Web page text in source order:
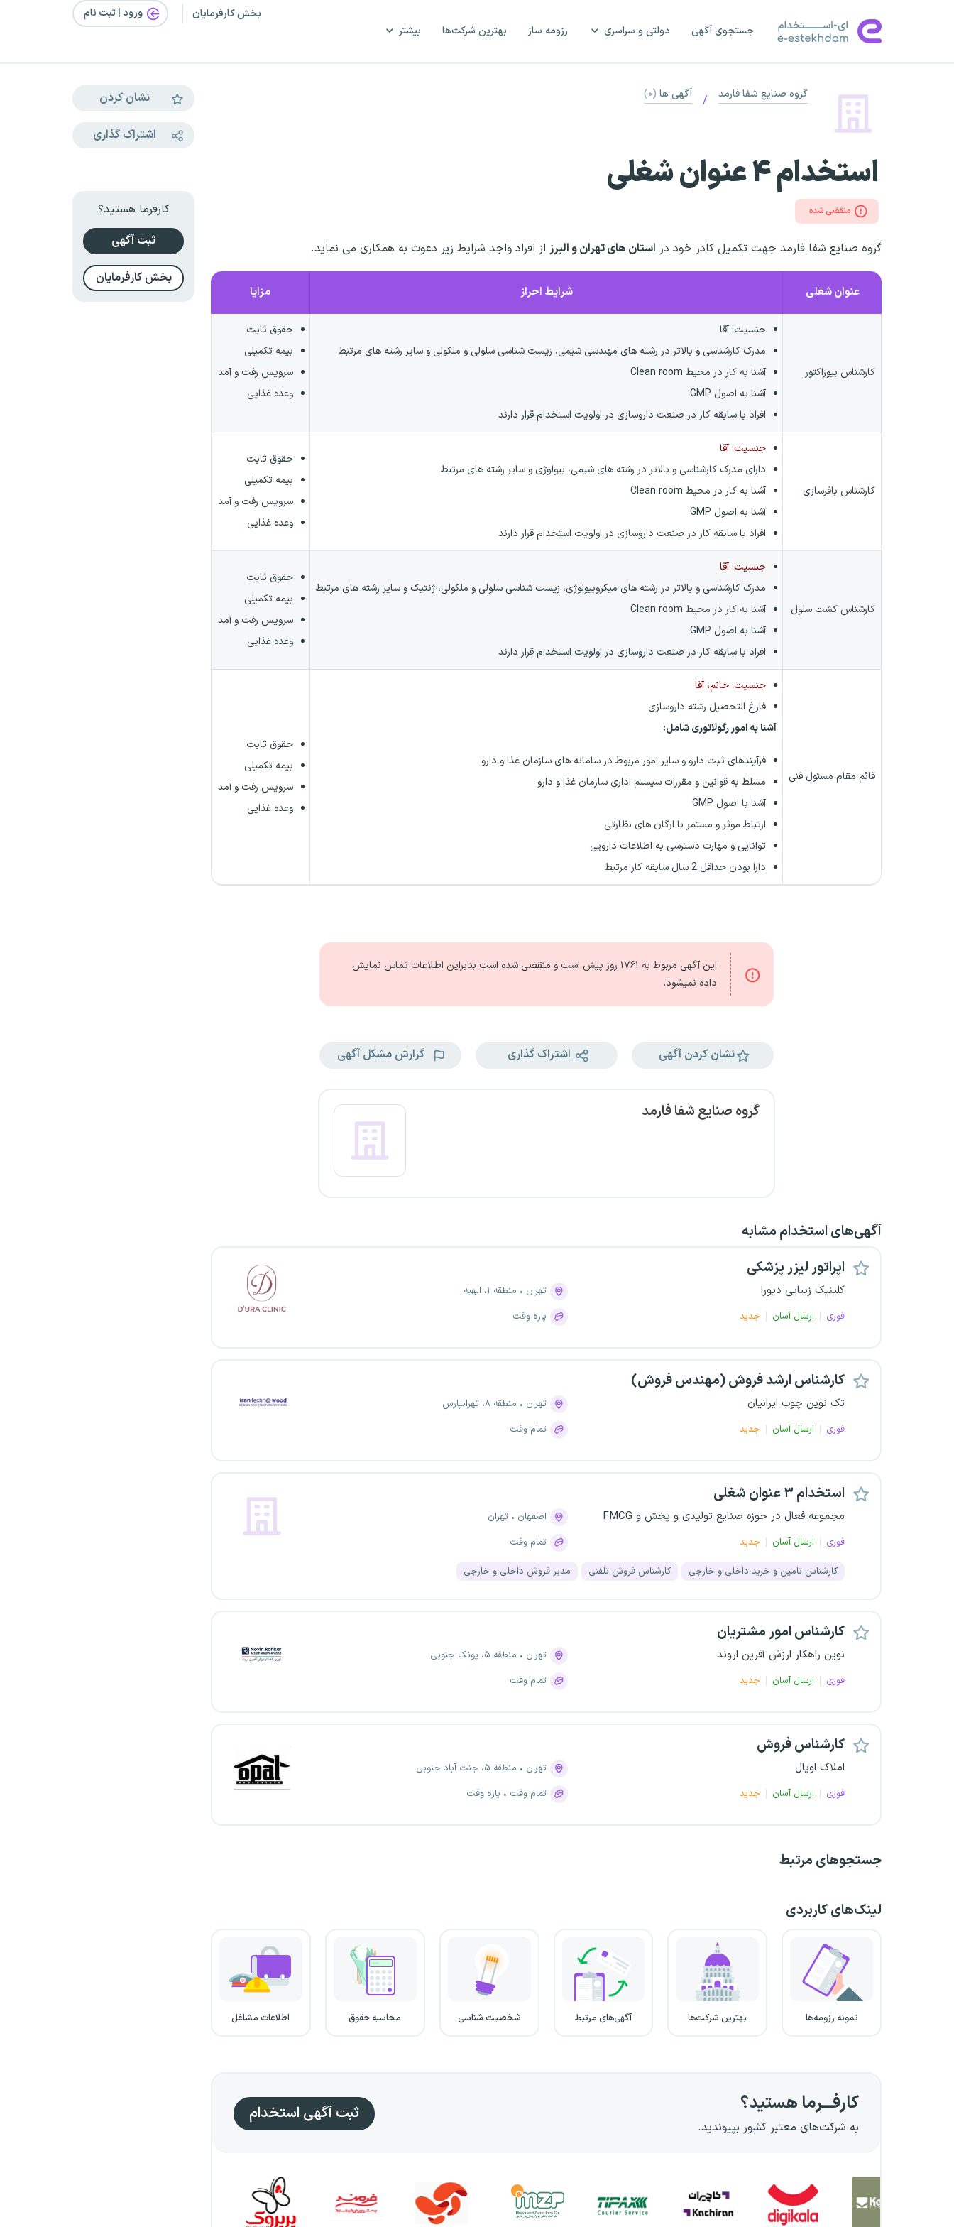
جستجوی آگهی دولتی و سراسری رزومه ساز بهترین شرکت‌ها بیشتر
بخش کارفرمایان ورود | ثبت‌ نام
گروه صنایع شفا فارمد / آگهی ها (۰)
استخدام ۴ عنوان شغلی
منقضی شده
گروه صنایع شفا فارمد جهت تکمیل کادر خود در استان های تهران و البرز از افراد واجد شرایط زیر دعوت به همکاری می نماید.
عنوان شغلی شرایط احراز مزایا
کارشناس بیوراکتور
جنسیت: آقا
مدرک کارشناسی و بالاتر در رشته های مهندسی شیمی، زیست شناسی سلولی و ملکولی و سایر رشته های مرتبط
آشنا به کار در محیط Clean room
آشنا به اصول GMP
افراد با سابقه کار در صنعت داروسازی در اولویت استخدام قرار دارند
حقوق ثابت
بیمه تکمیلی
سرویس رفت و آمد
وعده غذایی
کارشناس بافرسازی
جنسیت: آقا
دارای مدرک کارشناسی و بالاتر در رشته های شیمی، بیولوژی و سایر رشته های مرتبط
آشنا به کار در محیط Clean room
آشنا به اصول GMP
افراد با سابقه کار در صنعت داروسازی در اولویت استخدام قرار دارند
حقوق ثابت
بیمه تکمیلی
سرویس رفت و آمد
وعده غذایی
کارشناس کشت سلول
جنسیت: آقا
مدرک کارشناسی و بالاتر در رشته های میکروبیولوژی، زیست شناسی سلولی و ملکولی، ژنتیک و سایر رشته های مرتبط
آشنا به کار در محیط Clean room
آشنا به اصول GMP
افراد با سابقه کار در صنعت داروسازی در اولویت استخدام قرار دارند
حقوق ثابت
بیمه تکمیلی
سرویس رفت و آمد
وعده غذایی
قائم مقام مسئول فنی
جنسیت: خانم، آقا
فارغ التحصیل رشته داروسازی
آشنا به امور رگولاتوری شامل:
فرآیندهای ثبت دارو و سایر امور مربوط در سامانه های سازمان غذا و دارو
مسلط به قوانین و مقررات سیستم اداری سازمان غذا و دارو
آشنا با اصول GMP
ارتباط موثر و مستمر با ارگان های نظارتی
توانایی و مهارت دسترسی به اطلاعات دارویی
دارا بودن حداقل 2 سال سابقه کار مرتبط
حقوق ثابت
بیمه تکمیلی
سرویس رفت و آمد
وعده غذایی
این آگهی مربوط به ۱۷۶۱ روز
پیش است و منقضی شده است بنابراین اطلاعات تماس نمایش
داده نمیشود.
نشان کردن آگهی اشتراک گذاری گزارش مشکل آگهی
گروه صنایع شفا فارمد
آگهی‌های استخدام مشابه
اپراتور لیزر پزشکی
کلینیک زیبایی دیورا
فوری ارسال آسان جدید
تهران
منطقه ۱، الهیه
پاره وقت
کارشناس ارشد فروش (مهندس فروش)
تک نوین چوب ایرانیان
فوری ارسال آسان جدید
تهران
منطقه ۸، تهرانپارس
تمام وقت
استخدام ۳ عنوان شغلی
مجموعه فعال در حوزه صنایع تولیدی و پخش و FMCG
فوری ارسال آسان جدید
اصفهان
تهران
تمام وقت
کارشناس تامین و خرید داخلی و خارجی کارشناس فروش تلفنی مدیر فروش داخلی و خارجی
کارشناس امور مشتریان
نوین راهکار ارزش آفرین اروند
فوری ارسال آسان جدید
تهران
منطقه ۵، پونک جنوبی
تمام وقت
کارشناس فروش
املاک اوپال
فوری ارسال آسان جدید
تهران
منطقه ۵، جنت آباد جنوبی
تمام وقت
پاره وقت
جستجو‌های مرتبط
لینک‌های کاربردی
نمونه رزومه‌ها بهترین شرکت‌ها آگهی‌های مرتبط شخصیت شناسی محاسبه حقوق اطلاعات مشاغل
کارفـــرما هستید؟
به شرکت‌های معتبر کشور بپیوندید.
ثبت آگهی استخدام
نشان کردن
اشتراک گذاری
کارفرما هستید؟
ثبت آگهی
بخش کارفرمایان